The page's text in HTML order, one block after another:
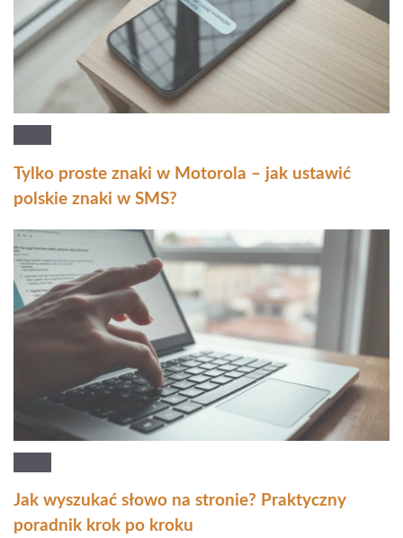
Tylko proste znaki w Motorola – jak ustawić
polskie znaki w SMS?
Jak wyszukać słowo na stronie? Praktyczny
poradnik krok po kroku